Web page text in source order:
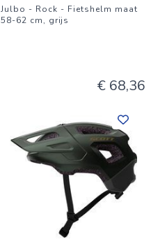
Julbo - Rock - Fietshelm maat
58-62 cm, grijs
€ 68,36